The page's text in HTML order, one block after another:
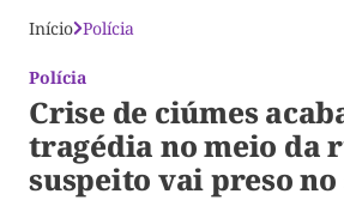
Início Polícia
Polícia
Crise de ciúmes
tragédia no meio da
suspeito vai preso no